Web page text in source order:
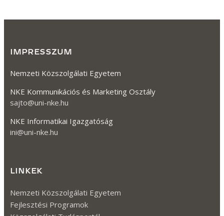
IMPRESSZUM
Nemzeti Közszolgálati Egyetem
NKE Kommunikációs és Marketing Osztály
sajto@uni-nke.hu
NKE Informatikai Igazgatóság
ini@uni-nke.hu
LINKEK
Nemzeti Közszolgálati Egyetem
Fejlesztési Programok